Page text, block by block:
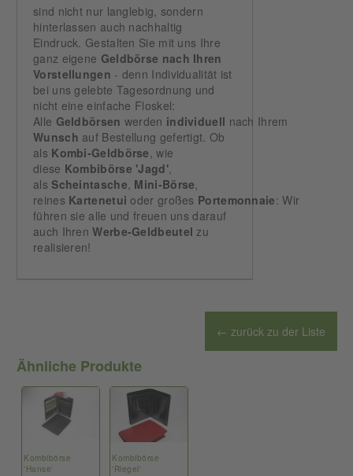
sind nicht nur langlebig, sondern
hinterlassen auch nachhaltig
Eindruck. Gestalten Sie mit uns Ihre
ganz eigene Geldbörse nach Ihren
Vorstellungen - denn Individualität ist
bei uns gelebte Tagesordnung und
nicht eine einfache Floskel:
Alle Geldbörsen werden individuell nach Ihrem
Wunsch auf Bestellung gefertigt. Ob
als Kombi-Geldbörse, wie
diese Kombibörse 'Jagd',
als Scheintasche, Mini-Börse,
reines Kartenetuioder großes Portemonnaie: Wir
führen sie alle und freuen uns darauf
auch IhrenWerbe-Geldbeutel zu
realisieren!
← zurück zu der Liste
Ähnliche Produkte
Kombibörse
'Hanse'
Kombibörse
'Riegel'